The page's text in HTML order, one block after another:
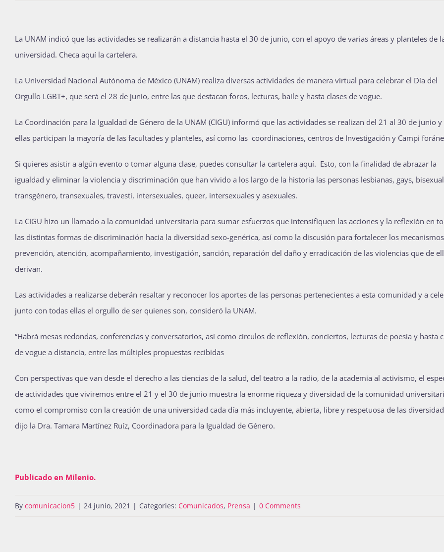
La UNAM indicó que las actividades se realizarán a distancia hasta el 30 de junio, con el apoyo de varias áreas y planteles de
universidad. Checa aquí la cartelera.
La Universidad Nacional Autónoma de México (UNAM) realiza diversas actividades de manera virtual para celebrar el Día del
Orgullo LGBT+, que será el 28 de junio, entre las que destacan foros, lecturas, baile y hasta clases de vogue.
La Coordinación para la Igualdad de Género de la UNAM (CIGU) informó que las actividades se realizan del 21 al 30 de junio y
ellas participan la mayoría de las facultades y planteles, así como las coordinaciones, centros de Investigación y Campi
Si quieres asistir a algún evento o tomar alguna clase, puedes consultar la cartelera aquí. Esto, con la finalidad de abrazar la
igualdad y eliminar la violencia y discriminación que han vivido a los largo de la historia las personas lesbianas, gays,
transgénero, transexuales, travesti, intersexuales, queer, intersexuales y asexuales.
La CIGU hizo un llamado a la comunidad universitaria para sumar esfuerzos que intensifiquen las acciones y la reflexión en
las distintas formas de discriminación hacia la diversidad sexo-genérica, así como la discusión para fortalecer los
prevención, atención, acompañamiento, investigación, sanción, reparación del daño y erradicación de las violencias que de
derivan.
Las actividades a realizarse deberán resaltar y reconocer los aportes de las personas pertenecientes a esta comunidad y a
junto con todas ellas el orgullo de ser quienes son, consideró la UNAM.
“Habrá mesas redondas, conferencias y conversatorios, así como círculos de reflexión, conciertos, lecturas de poesía y hasta
de vogue a distancia, entre las múltiples propuestas recibidas
Con perspectivas que van desde el derecho a las ciencias de la salud, del teatro a la radio, de la academia al activismo, el
de actividades que viviremos entre el 21 y el 30 de junio muestra la enorme riqueza y diversidad de la comunidad
como el compromiso con la creación de una universidad cada día más incluyente, abierta, libre y respetuosa de las
dijo la Dra. Tamara Martínez Ruíz, Coordinadora para la Igualdad de Género.
Publicado en Milenio.
By comunicacion5 | 24 junio, 2021 | Categories: Comunicados, Prensa | 0 Comments